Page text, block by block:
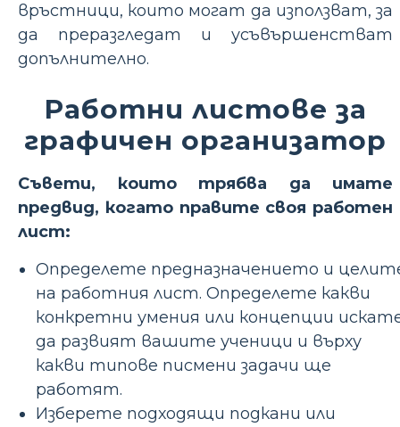
връстници, които могат да използват, за
да преразгледат и усъвършенстват
допълнително.
Работни листове за
графичен организатор
Съвети, които трябва да имате
предвид, когато правите своя работен
лист:
Определете предназначението и
на работния лист. Определете какви
конкретни умения или концепции
да развият вашите ученици и върху
какви типове писмени задачи ще
работят.
Изберете подходящи подкани или